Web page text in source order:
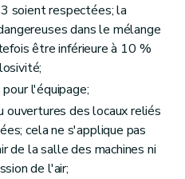
soient respectées; la
dans le mélange
être inférieure à 10 %
l'équipage;
des locaux reliés
cela ne s'applique pas
de la salle des machines ni
de l'air;